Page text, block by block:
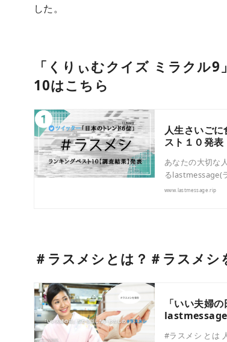
した。
「くりぃむクイズ ミラクル
10はこちら
人生さいご
スト１０発
あなたの大切な
るlastmessage(
www.lastmessage.rip
＃ラスメシとは？＃ラスメシ
「いい夫婦
lastmessage
#ラスメシ とは